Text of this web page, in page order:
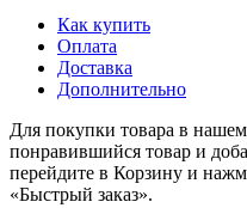
Как купить
Оплата
Доставка
Дополнительно
Для покупки товара в
понравившийся товар и
перейдите в Корзину и
«Быстрый заказ».